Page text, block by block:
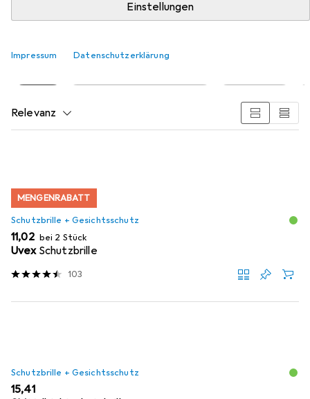
Einstellungen
Impressum Datenschutzerklärung
Kategorien Schutzbrille + Gesichtsschutz und
Schleifmittel.
Relevanz
MENGENRABATT
Schutzbrille + Gesichtsschutz
EUR
11,02 bei 2 Stück
Uvex Schutzbrille
103
Schutzbrille + Gesichtsschutz
EUR
15,41